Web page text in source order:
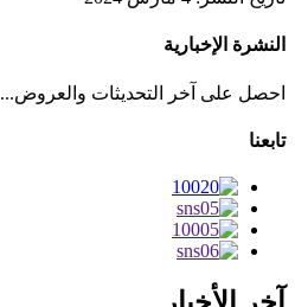
النشرة الإخبارية
احصل على آخر التحديثات والعروض...
تابعنا